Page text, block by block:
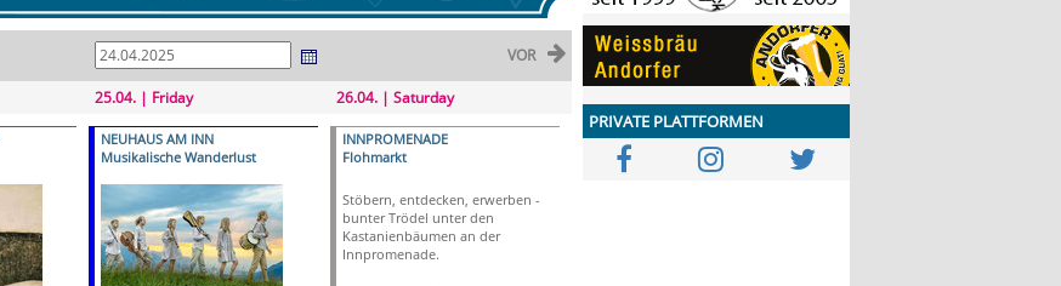
VOR
25.04. | Friday
NEUHAUS AM INN
Musikalische Wanderlust
26.04. | Saturday
INNPROMENADE
Flohmarkt
Stöbern, entdecken, erwerben -
bunter Trödel unter den
Kastanienbäumen an der
Innpromenade.
PRIVATE PLATTFORMEN